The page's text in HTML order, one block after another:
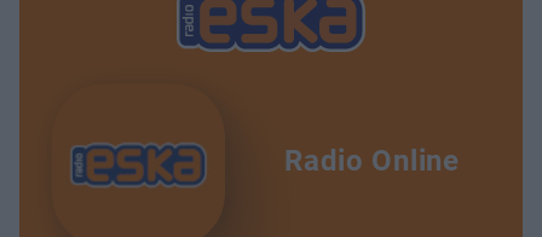
Radio Online